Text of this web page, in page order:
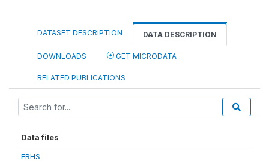
DATASET DESCRIPTION DATA DESCRIPTION
DOWNLOADS GET MICRODATA
RELATED PUBLICATIONS
Data files
ERHS